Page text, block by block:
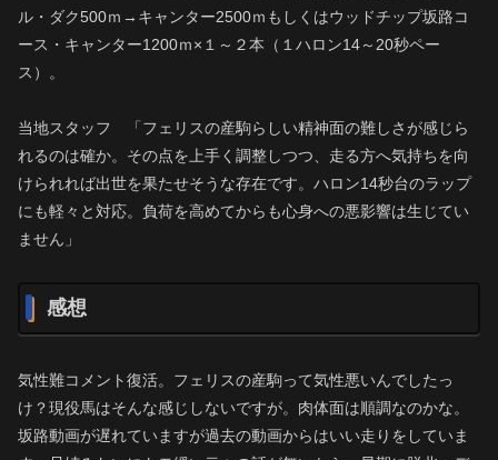
ル・ダク500ｍ→キャンター2500ｍもしくはウッドチップ坂路コ
ース・キャンター1200ｍ×１～２本（１ハロン14～20秒ペー
ス）。
当地スタッフ 「フェリスの産駒らしい精神面の難しさが感じら
れるのは確か。その点を上手く調整しつつ、走る方へ気持ちを向
けられれば出世を果たせそうな存在です。ハロン14秒台のラップ
にも軽々と対応。負荷を高めてからも心身への悪影響は生じてい
ません」
感想
気性難コメント復活。フェリスの産駒って気性悪いんでしたっ
け？現役馬はそんな感じしないですが。肉体面は順調なのかな。
坂路動画が遅れていますが過去の動画からはいい走りをしていま